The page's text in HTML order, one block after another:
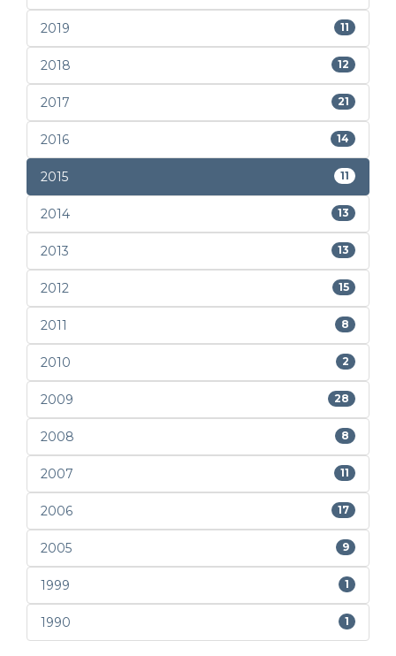
2019 11
2018 12
2017 21
2016 14
2015 11
2014 13
2013 13
2012 15
2011 8
2010 2
2009 28
2008 8
2007 11
2006 17
2005 9
1999 1
1990 1